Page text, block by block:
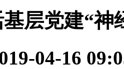
层党建“神
04-16